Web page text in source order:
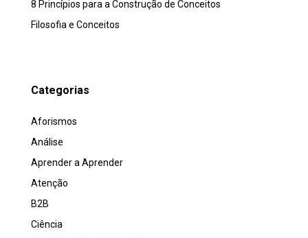
8 Princípios para a Construção de Conceitos
Filosofia e Conceitos
Categorias
Aforismos
Análise
Aprender a Aprender
Atenção
B2B
Ciência